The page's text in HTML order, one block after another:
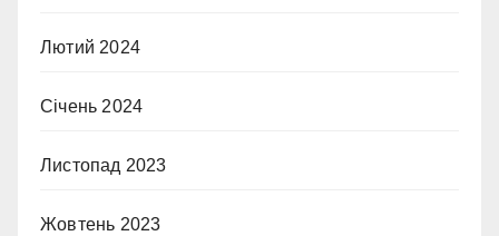
Лютий 2024
Січень 2024
Листопад 2023
Жовтень 2023